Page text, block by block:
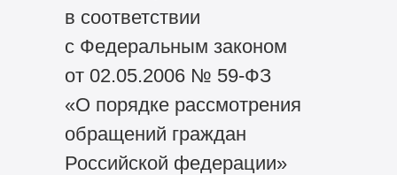
в соответствии
с Федеральным законом
от 02.05.2006 № 59-ФЗ
«О порядке рассмотрения
обращений граждан
Российской федерации»